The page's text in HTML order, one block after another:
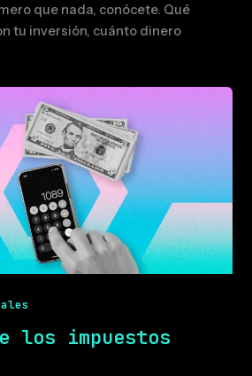
que nada, conócete. Qué
tu inversión, cuánto dinero
los impuestos